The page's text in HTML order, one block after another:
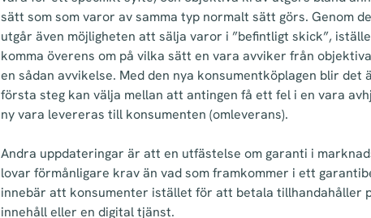
sätt som som varor av samma typ normalt sätt görs. Genom
utgår även möjligheten att sälja varor i ”befintligt skick”,
komma överens om på vilka sätt en vara avviker från
en sådan avvikelse. Med den nya konsumentköplagen blir
första steg kan välja mellan att antingen få ett fel i en vara
ny vara levereras till konsumenten (omleverans).
Andra uppdateringar är att en utfästelse om garanti i
lovar förmånligare krav än vad som framkommer i ett
innebär att konsumenter istället för att betala tillhandahåller
innehåll eller en digital tjänst.